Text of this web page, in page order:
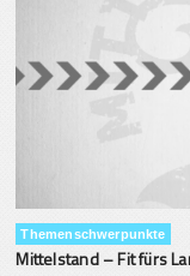
Themenschwerpunkte
Mittelstand – Fit fürs